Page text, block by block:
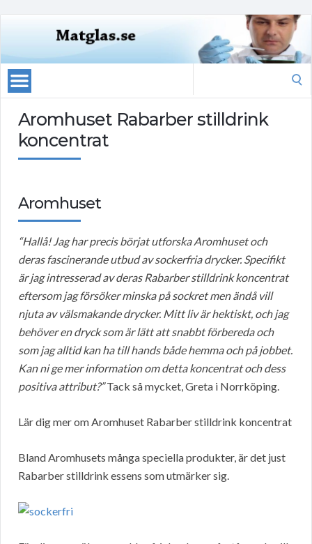
Aromhuset Rabarber stilldrink
koncentrat
Aromhuset
“Hallå! Jag har precis börjat utforska Aromhuset och
deras fascinerande utbud av sockerfria drycker. Specifikt
är jag intresserad av deras Rabarber stilldrink koncentrat
eftersom jag försöker minska på sockret men ändå vill
njuta av välsmakande drycker. Mitt liv är hektiskt, och jag
behöver en dryck som är lätt att snabbt förbereda och
som jag alltid kan ha till hands både hemma och på jobbet.
Kan ni ge mer information om detta koncentrat och dess
positiva attribut?”Tack så mycket, Greta i Norrköping.
Lär dig mer om Aromhuset Rabarber stilldrink koncentrat
Bland Aromhusets många speciella produkter, är det just
Rabarber stilldrink essens som utmärker sig.